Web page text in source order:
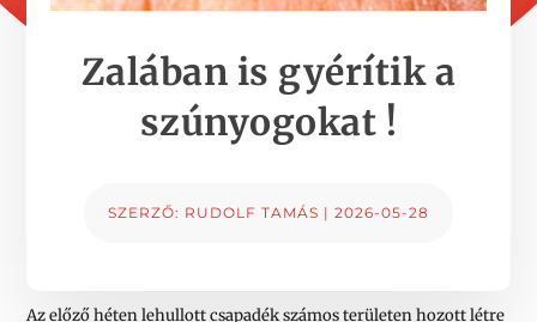
Zalában is gyérítik a
szúnyogokat !
SZERZŐ: RUDOLF TAMÁS | 2026-05-28
Az előző héten lehullott csapadék számos területen hozott létre